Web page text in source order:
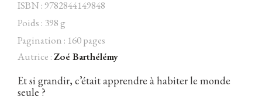
Facebook Instagram
ISBN : 9782844149848
Poids : 398 g
Pagination : 160 pages
Autrice :Zoé Barthélémy
Et si grandir, c’était apprendre à habiter le monde
seule ?